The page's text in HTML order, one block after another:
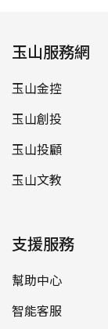
玉山服務網
玉山金控
玉山創投
玉山投顧
玉山文教
支援服務
幫助中心
智能客服